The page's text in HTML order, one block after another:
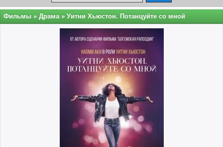
Фильмы » Драма » Уитни Хьюстон. Потанцуйте со мной